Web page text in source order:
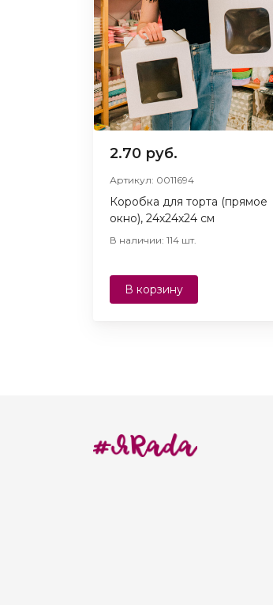
2.70 руб.
Артикул: 0011694
Коробка для торта (прямое
окно), 24х24х24 см
В наличии: 114 шт.
В корзину